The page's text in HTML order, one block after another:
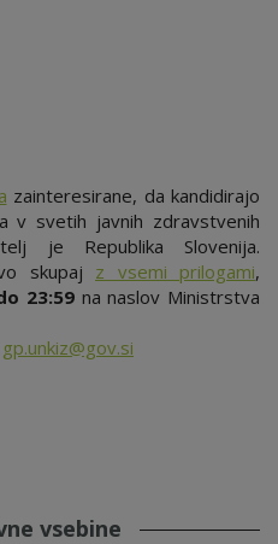
zainteresirane, da kandidirajo
v svetih javnih zdravstvenih
je Republika Slovenija.
skupaj z vsemi prilogami,
23:59 na naslov Ministrstva
gp.unkiz@gov.si
vsebine